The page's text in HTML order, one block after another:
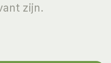
zijn.